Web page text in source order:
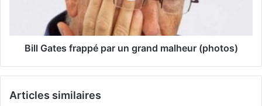
Bill Gates frappé par un grand malheur (photos)
Articles similaires